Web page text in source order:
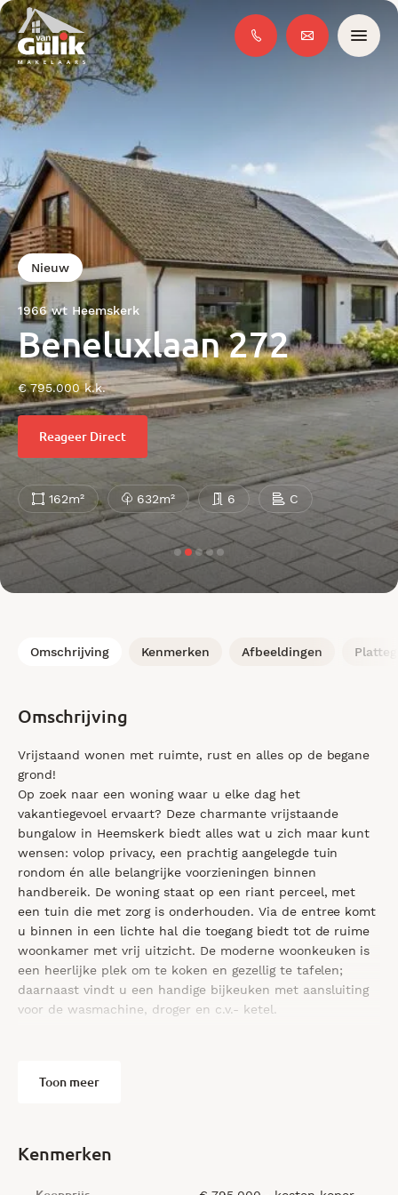
Nieuw
1966 wt Heemskerk
Beneluxlaan 272
€ 795.000 k.k.
Reageer Direct
162m² 632m² 6 C
Omschrijving Kenmerken Afbeeldingen
Omschrijving
Vrijstaand wonen met ruimte, rust en alles op de begane
grond!
Op zoek naar een woning waar u elke dag het
vakantiegevoel ervaart? Deze charmante vrijstaande
bungalow in Heemskerk biedt alles wat u zich maar kunt
wensen: volop privacy, een prachtig aangelegde tuin
rondom én alle belangrijke voorzieningen binnen
handbereik. De woning staat op een riant perceel, met
een tuin die met zorg is onderhouden. Via de entree komt
u binnen in een lichte hal die toegang biedt tot de ruime
woonkamer met vrij uitzicht. De moderne woonkeuken is
een heerlijke plek om te koken en gezellig te tafelen;
daarnaast vindt u een handige bijkeuken met aansluiting
voor de wasmachine, droger en c.v.- ketel.
een zonnig terras, een slaapkamer met schuifpui naar de
compleet. Op de eerste verdieping vindt u twee ruime
slaapkamers, waarvan één met balkon, en een derde
Toon meer
Kenmerken